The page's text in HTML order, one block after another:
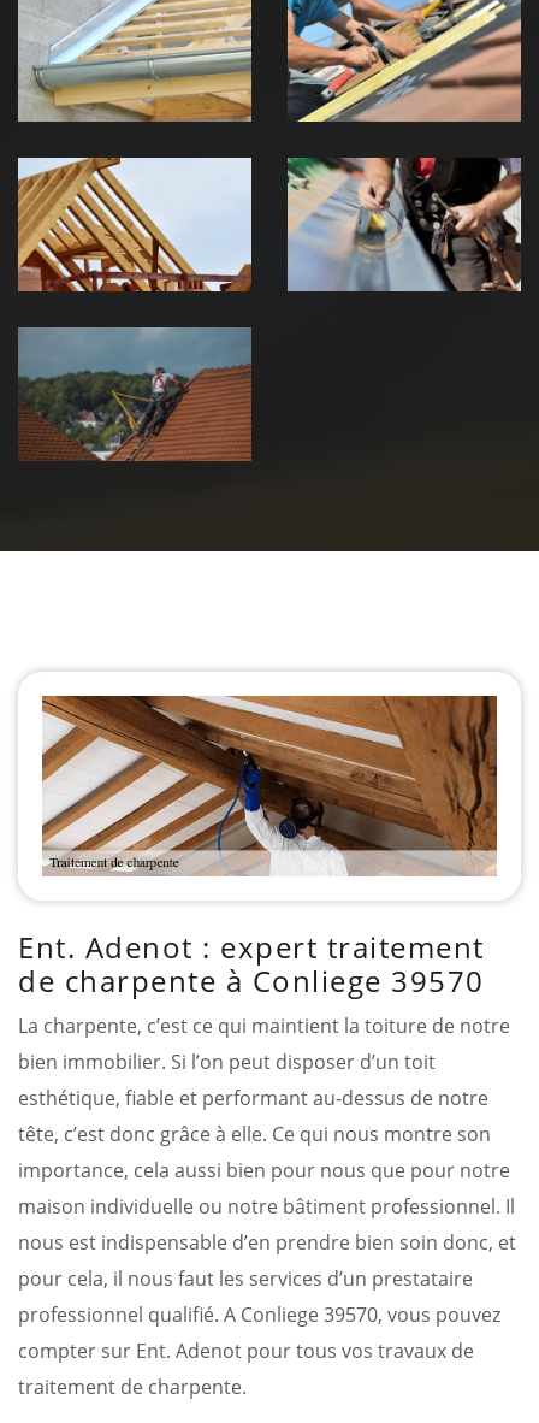
Chéneau 39
Jura
toiture 39
Jura
Traitement de
charpente 39
Jura
Travaux de
zinguerie 39
Jura
Urgence fuite
de toiture 39
Jura
Ent. Adenot : expert traitement
de charpente à Conliege 39570
La charpente, c’est ce qui maintient la toiture de notre
bien immobilier. Si l’on peut disposer d’un toit
esthétique, fiable et performant au-dessus de notre
tête, c’est donc grâce à elle. Ce qui nous montre son
importance, cela aussi bien pour nous que pour notre
maison individuelle ou notre bâtiment professionnel. Il
nous est indispensable d’en prendre bien soin donc, et
pour cela, il nous faut les services d’un prestataire
professionnel qualifié. A Conliege 39570, vous pouvez
compter sur Ent. Adenot pour tous vos travaux de
traitement de charpente.